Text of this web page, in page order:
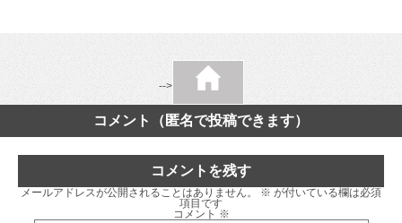
-->
コメント（匿名で投稿できます）
コメントを残す
メールアドレスが公開されることはありません。 ※ が付いている欄は必須
項目です
コメント ※